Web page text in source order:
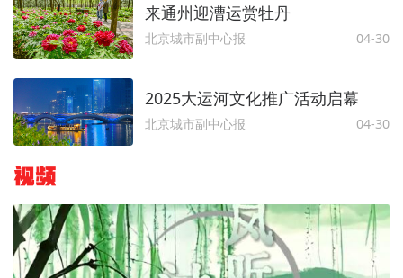
来通州迎漕运赏牡丹
北京城市副中心报 04-30
2025大运河文化推广活动启幕
北京城市副中心报 04-30
视频